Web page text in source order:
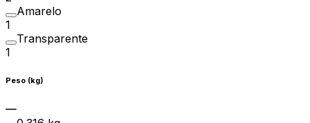
Amarelo
1
Transparente
1
Peso (kg)